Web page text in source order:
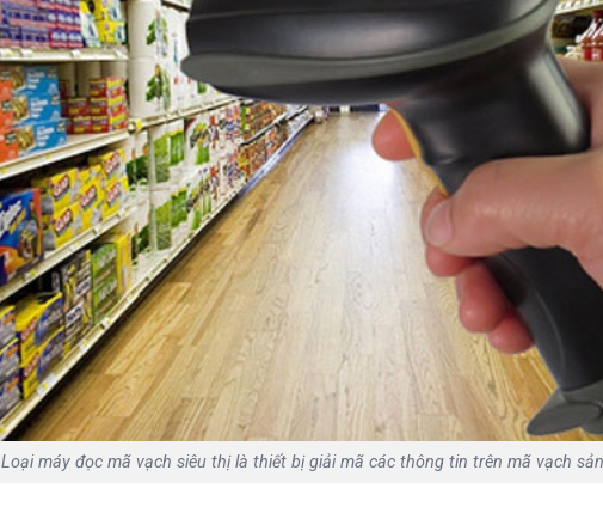
Loại máy đọc mã vạch siêu thị là thiết bị giải mã các thông tin trên mã vạch